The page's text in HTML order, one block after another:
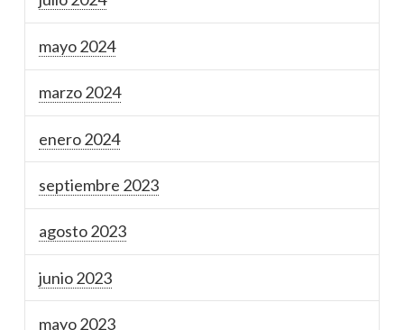
mayo 2024
marzo 2024
enero 2024
septiembre 2023
agosto 2023
junio 2023
mayo 2023